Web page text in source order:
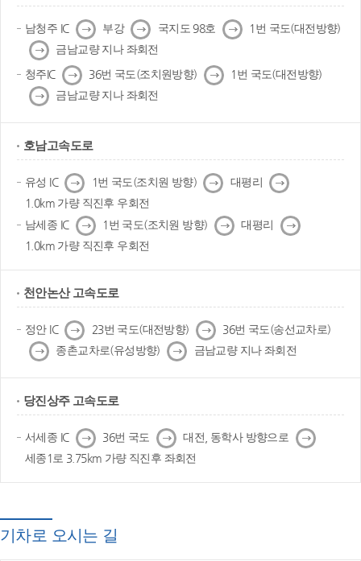
남청주 IC 다
음
부강 다
음
국지도 98호 다
음
1번 국도(대전방향)
다
음
금남교량 지나 좌회전
청주IC 다
음
36번 국도(조치원방향) 다
음
1번 국도(대전방향)
다
음
금남교량 지나 좌회전
호남고속도로
유성 IC 다
음
1번 국도(조치원 방향) 다
음
대평리 다
음
1.0km 가량 직진후 우회전
남세종 IC 다
음
1번 국도(조치원 방향) 다
음
대평리
다
음
1.0km 가량 직진후 우회전
천안논산 고속도로
정안 IC 다
음
23번 국도(대전방향) 다
음
36번 국도(송선교차로)
다
음
종촌교차로(유성방향) 다
음
금남교량 지나 좌회전
당진상주 고속도로
서세종 IC 다
음
36번 국도 다
음
대전, 동학사 방향으로 다
음
세종1로 3.75km 가량 직진후 좌회전
기차로 오시는 길